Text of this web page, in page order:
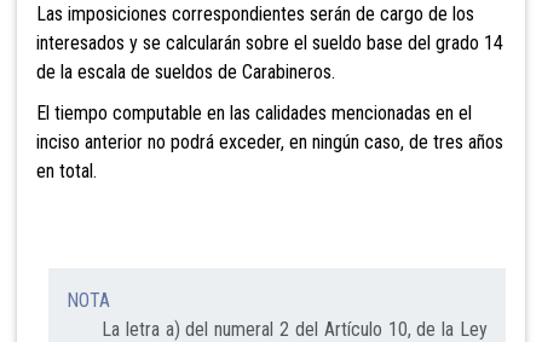
Las imposiciones correspondientes serán de cargo de los
interesados y se calcularán sobre el sueldo base del grado 14
de la escala de sueldos de Carabineros.
El tiempo computable en las calidades mencionadas en el
inciso anterior no podrá exceder, en ningún caso, de tres años
en total.
NOTA
La letra a) del numeral 2 del Artículo 10, de la Ley